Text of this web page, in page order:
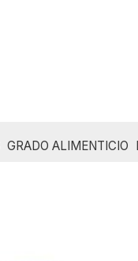
GRADO ALIMENTICIO